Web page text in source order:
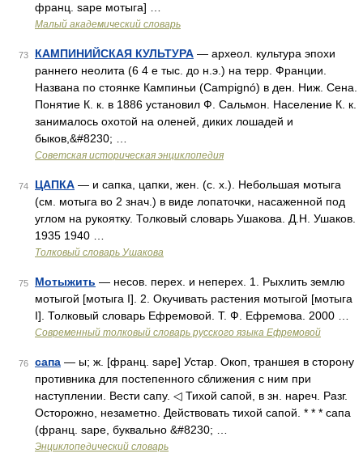
франц. sape мотыга] …
Малый академический словарь
73 КАМПИНИЙСКАЯ КУЛЬТУРА — археол. культура эпохи
раннего неолита (6 4 е тыс. до н.э.) на терр. Франции.
Названа по стоянке Кампиньи (Campignó) в ден. Ниж. Сена.
Понятие К. к. в 1886 установил Ф. Сальмон. Население К. к.
занималось охотой на оленей, диких лошадей и
быков,&#8230; …
Советская историческая энциклопедия
74 ЦАПКА — и сапка, цапки, жен. (с. х.). Небольшая мотыга
(см. мотыга во 2 знач.) в виде лопаточки, насаженной под
углом на рукоятку. Толковый словарь Ушакова. Д.Н. Ушаков.
1935 1940 …
Толковый словарь Ушакова
75 Мотыжить — несов. перех. и неперех. 1. Рыхлить землю
мотыгой [мотыга I]. 2. Окучивать растения мотыгой [мотыга
I]. Толковый словарь Ефремовой. Т. Ф. Ефремова. 2000 …
Современный толковый словарь русского языка Ефремовой
76 сапа — ы; ж. [франц. sape] Устар. Окоп, траншея в сторону
противника для постепенного сближения с ним при
наступлении. Вести сапу. ◁ Тихой сапой, в зн. нареч. Разг.
Осторожно, незаметно. Действовать тихой сапой. * * * сапа
(франц. sape, буквально &#8230; …
Энциклопедический словарь